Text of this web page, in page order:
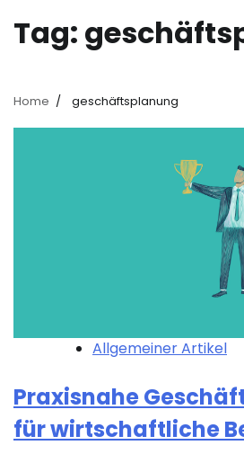
Tag:
Home geschäftsplanung
Allgemeiner Artikel
Praxisnahe
für wirtschaftliche